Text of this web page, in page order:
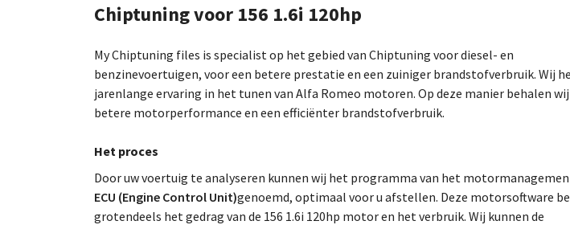
Chiptuning voor 156 1.6i 120hp
My Chiptuning files is specialist op het gebied van Chiptuning voor diesel- en
benzinevoertuigen, voor een betere prestatie en een zuiniger brandstofverbruik. Wij
jarenlange ervaring in het tunen van Alfa Romeo motoren. Op deze manier behalen wij
betere motorperformance en een efficiënter brandstofverbruik.
Het proces
Door uw voertuig te analyseren kunnen wij het programma van het
ECU (Engine Control Unit)genoemd, optimaal voor u afstellen. Deze motorsoftware
grotendeels het gedrag van de 156 1.6i 120hp motor en het verbruik. Wij kunnen de